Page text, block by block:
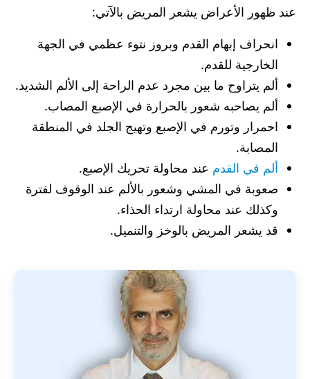
عند ظهور الأعراض يشعر المريض بالآتي:
انحراف إبهام القدم وبروز نتوء عظمي في الجهة
الخارجية للقدم.
ألم يتراوح ما بين مجرد عدم الراحة إلى الألم الشديد.
ألم يصاحبه شعور بالحرارة في الإصبع المصاب.
احمرار وتورم في الإصبع وتهيج الجلد في المنطقة
المصابة.
ألم في القدم عند محاولة تحريك الإصبع.
صعوبة في المشي وشعور بالألم عند الوقوف لفترة
وكذلك عند محاولة ارتداء الحذاء.
قد يشعر المريض بالوخز والتنميل.